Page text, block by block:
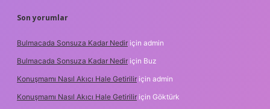
Son yorumlar
Bulmacada Sonsuza Kadar Nedir için admin
Bulmacada Sonsuza Kadar Nedir için Buz
Konuşmamı Nasıl Akıcı Hale Getirilir için admin
Konuşmamı Nasıl Akıcı Hale Getirilir için Göktürk